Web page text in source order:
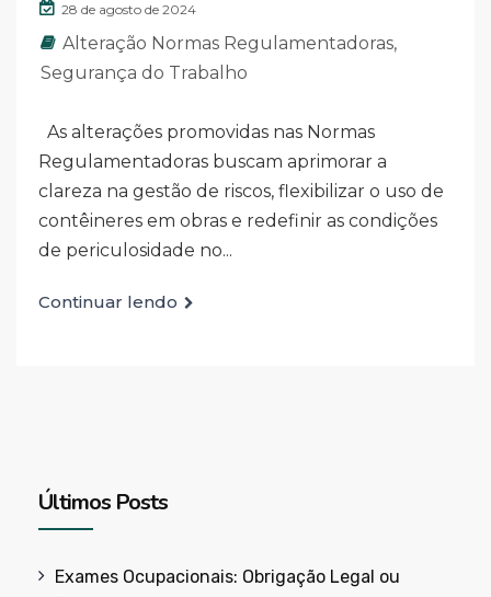
28 de agosto de 2024
Alteração Normas Regulamentadoras,
Segurança do Trabalho
As alterações promovidas nas Normas
Regulamentadoras buscam aprimorar a
clareza na gestão de riscos, flexibilizar o uso de
contêineres em obras e redefinir as condições
de periculosidade no...
Continuar lendo
Últimos Posts
Exames Ocupacionais: Obrigação Legal ou